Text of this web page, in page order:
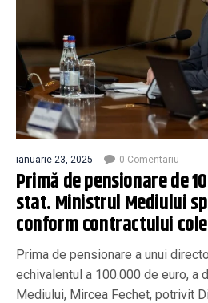
ianuarie 23, 2025 0 Comentariu
Primă de pensionare de
stat. Ministrul Mediului
conform contractului
Prima de pensionare a unui
echivalentul a 100.000 de euro, a
Mediului, Mircea Fechet, potrivit